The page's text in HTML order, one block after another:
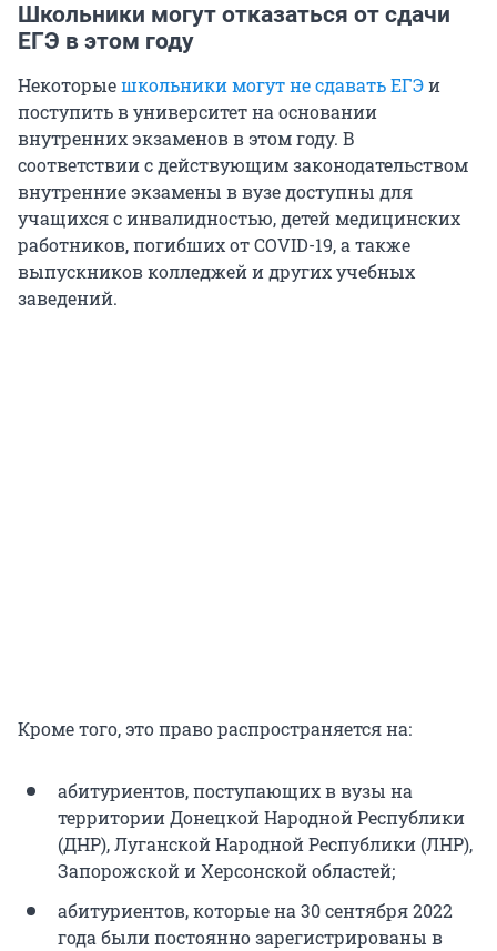
Школьники могут отказаться от сдачи
ЕГЭ в этом году
Некоторыешкольники могут не сдавать ЕГЭи
поступить в университет на основании
внутренних экзаменов в этом году. В
соответствии с действующим законодательством
внутренние экзамены в вузе доступны для
учащихся с инвалидностью, детей медицинских
работников, погибших от COVID-19, а также
выпускников колледжей и других учебных
заведений.
Кроме того, это право распространяется на:
абитуриентов, поступающих в вузы на
территории Донецкой Народной Республики
(ДНР), Луганской Народной Республики (ЛНР),
Запорожской и Херсонской областей;
абитуриентов, которые на 30 сентября 2022
года были постоянно зарегистрированы в